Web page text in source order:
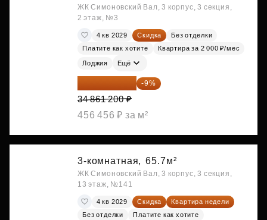
ЖК Симоновский Вал, 3 корпус, 3 секция,
2 этаж, №3
4 кв 2029 Скидка
Без отделки
Платите как хотите
Квартира за 2 000 ₽/мес
Лоджия Ещё
31 723 692 ₽ -9%
34 861 200 ₽
456 456 ₽ за м²
3-комнатная, 65.7м²
ЖК Симоновский Вал, 3 корпус, 3 секция,
13 этаж, №141
4 кв 2029 Скидка
Квартира недели
Без отделки
Платите как хотите